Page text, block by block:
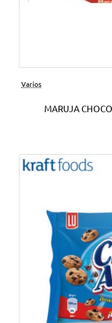
Varios
MARUJA